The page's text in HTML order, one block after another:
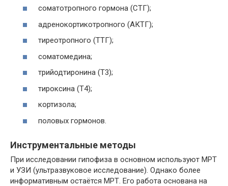
соматотропного гормона (СТГ);
адренокортикотропного (АКТГ);
тиреотропного (ТТГ);
соматомедина;
трийодтиронина (Т3);
тироксина (Т4);
кортизола;
половых гормонов.
Инструментальные методы
При исследовании гипофиза в основном используют МРТ
и УЗИ (ультразвуковое исследование). Однако более
информативным остаётся МРТ. Его работа основана на